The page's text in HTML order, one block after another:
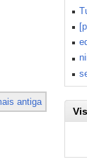
antiga